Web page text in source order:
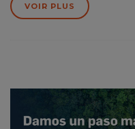
VOIR PLUS